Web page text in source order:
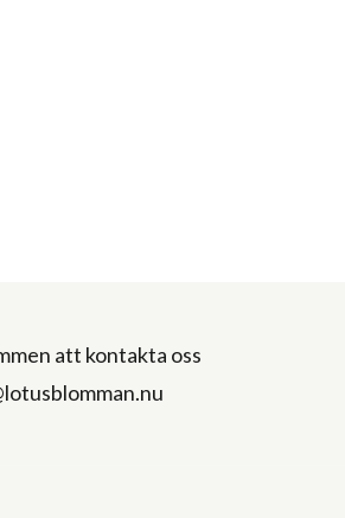
att kontakta oss